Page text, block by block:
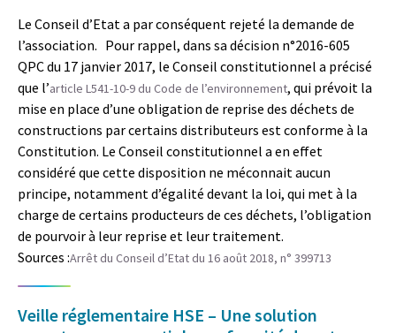
Le Conseil d’Etat a par conséquent rejeté la demande de
l’association. Pour rappel, dans sa décision n°2016-605
QPC du 17 janvier 2017, le Conseil constitutionnel a précisé
que l’article L541-10-9 du Code de l’environnement, qui prévoit la
mise en place d’une obligation de reprise des déchets de
constructions par certains distributeurs est conforme à la
Constitution. Le Conseil constitutionnel a en effet
considéré que cette disposition ne méconnait aucun
principe, notamment d’égalité devant la loi, qui met à la
charge de certains producteurs de ces déchets, l’obligation
de pourvoir à leur reprise et leur traitement.
Sources :Arrêt du Conseil d’Etat du 16 août 2018, n° 399713
Veille réglementaire HSE – Une solution